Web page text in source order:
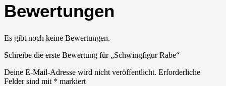
Bewertungen
Es gibt noch keine Bewertungen.
Schreibe die erste Bewertung für „Schwingfigur Rabe“
Deine E-Mail-Adresse wird nicht veröffentlicht. Erforderliche
Felder sind mit * markiert